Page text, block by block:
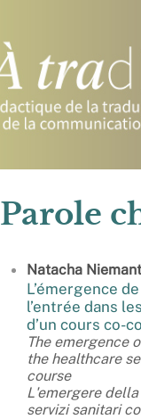
Parole
Natacha
L’émergence
l’entrée dans
d’un cours co-
The emergence
the healthcare
course
L'emergere
servizi sanitari